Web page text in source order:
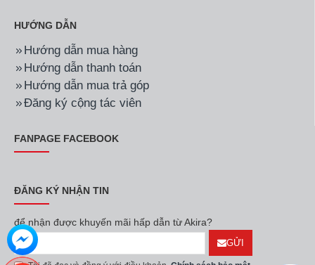
HƯỚNG DẪN
Hướng dẫn mua hàng
Hướng dẫn thanh toán
Hướng dẫn mua trả góp
Đăng ký cộng tác viên
FANPAGE FACEBOOK
ĐĂNG KÝ NHẬN TIN
để nhận được khuyến mãi hấp dẫn từ Akira?
GỬI